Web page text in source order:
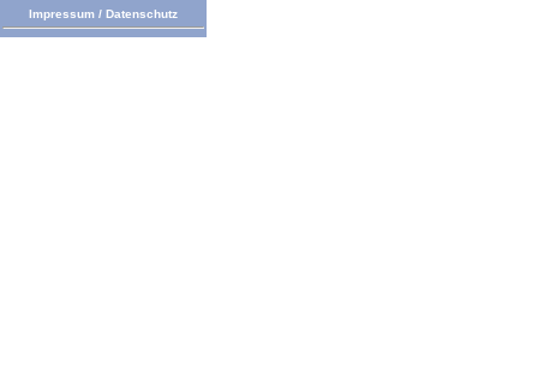
Impressum / Datenschutz